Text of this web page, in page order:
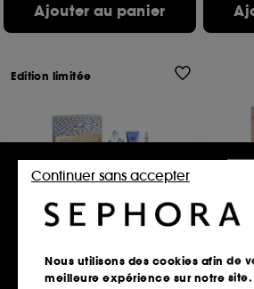
Ajouter au panier
MUGLER
611
137,00€
Edition limitée
HERMÈS
132,00€
Nous utilisons des cookies afin de
meilleure expérience sur notre site.
Continuer sans accepter